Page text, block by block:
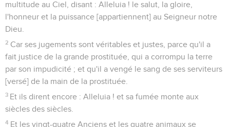
multitude au Ciel, disant : Alleluia ! le salut, la gloire,
l'honneur et la puissance [appartiennent] au Seigneur notre
Dieu.
2 Car ses jugements sont véritables et justes, parce qu'il a
fait justice de la grande prostituée, qui a corrompu la terre
par son impudicité ; et qu'il a vengé le sang de ses serviteurs
[versé] de la main de la prostituée.
3 Et ils dirent encore : Alleluia ! et sa fumée monte aux
siècles des siècles.
4 Et les vingt-quatre Anciens et les quatre animaux se